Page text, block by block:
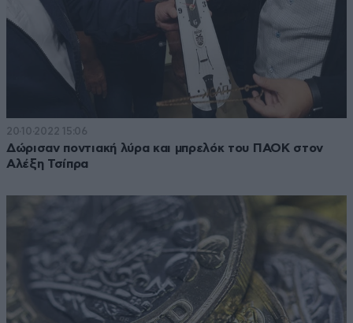
20·10·2022 15:06
Δώρισαν ποντιακή λύρα και μπρελόκ του ΠΑΟΚ στον
Αλέξη Τσίπρα